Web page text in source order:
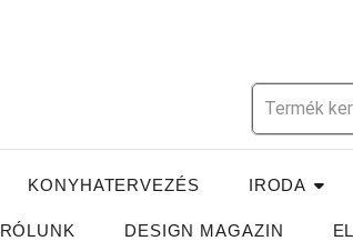
KONYHATERVEZÉS IRODA
RÓLUNK DESIGN MAGAZIN